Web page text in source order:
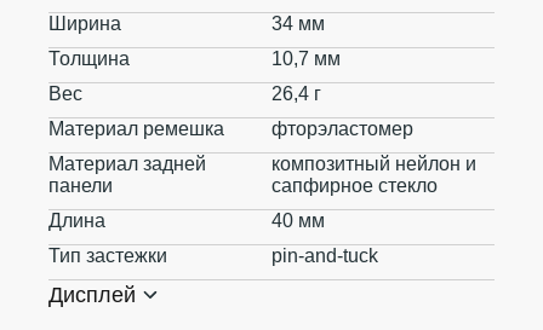
Ширина
34 мм
Толщина
10,7 мм
Вес
26,4 г
Материал ремешка
фторэластомер
Материал задней
панели
композитный нейлон и
сапфирное стекло
Длина
40 мм
Тип застежки
pin-and-tuck
Дисплей